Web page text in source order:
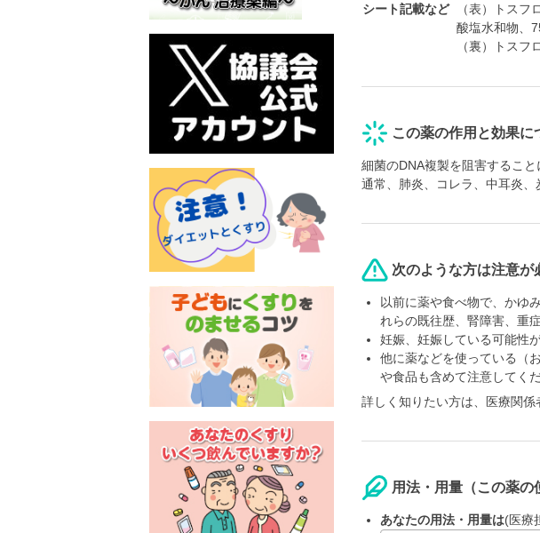
シート記載など
（表）トス
酸塩水和物、
（裏）トスフ
この薬の作用と効果に
細菌のDNA複製を阻害するこ
通常、肺炎、コレラ、中耳炎、
次のような方は注意が
以前に薬や食べ物で、かゆ
れらの既往歴、腎障害、重
妊娠、妊娠している可能性
他に薬などを使っている（
や食品も含めて注意してくだ
詳しく知りたい方は、医療関係
用法・用量（この薬の
あなたの用法・用量は(医療